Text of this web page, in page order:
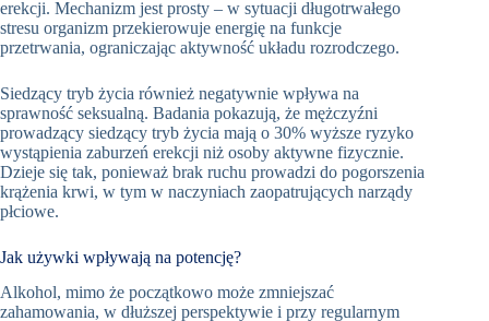
erekcji. Mechanizm jest prosty – w sytuacji długotrwałego
stresu organizm przekierowuje energię na funkcje
przetrwania, ograniczając aktywność układu rozrodczego.
Siedzący tryb życia również negatywnie wpływa na
sprawność seksualną. Badania pokazują, że mężczyźni
prowadzący siedzący tryb życia mają o 30% wyższe ryzyko
wystąpienia zaburzeń erekcji niż osoby aktywne fizycznie.
Dzieje się tak, ponieważ brak ruchu prowadzi do pogorszenia
krążenia krwi, w tym w naczyniach zaopatrujących narządy
płciowe.
Jak używki wpływają na potencję?
Alkohol, mimo że początkowo może zmniejszać
zahamowania, w dłuższej perspektywie i przy regularnym